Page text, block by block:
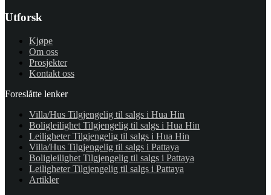
Utforsk
Kjøpe
Om oss
Prosjekter
Kontakt oss
Foreslåtte lenker
Villa/Hus Tilgjengelig til salgs i Hua Hin
Boligleilighet Tilgjengelig til salgs i Hua Hin
Leiligheter Tilgjengelig til salgs i Hua Hin
Villa/Hus Tilgjengelig til salgs i Pattaya
Boligleilighet Tilgjengelig til salgs i Pattaya
Leiligheter Tilgjengelig til salgs i Pattaya
Artikler